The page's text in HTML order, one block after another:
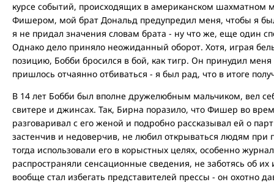
курсе событий, происходящих в американском шахматном
Фишером, мой брат Дональд предупредил меня, чтобы я
я не придал значения словам брата - ну что же, еще один
Однако дело приняло неожиданный оборот. Хотя, играя
позицию, Бобби бросился в бой, как тигр. Он принудил
пришлось отчаянно отбиваться - я был рад, что в итоге
В 14 лет Бобби был вполне дружелюбным мальчиком, вел
свитере и джинсах. Так, Бирна поразило, что Фишер во
разговаривал с его женой и подробно рассказывал ей о
застенчив и недоверчив, не любил открываться людям при
тогда использовали его в корыстных целях, особенно
распространяли сенсационные сведения, не заботясь об
вообще стал избегать представителей прессы - он охотно